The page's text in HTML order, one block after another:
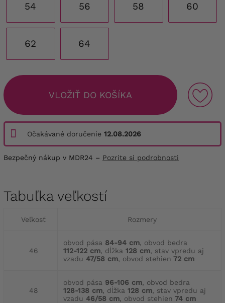
54 56 58 60
62 64
VLOŽIŤ DO KOŠÍKA
Očakávané doručenie 12.08.2026
Bezpečný nákup v MDR24 – Pozrite si podrobnosti
Tabuľka veľkostí
Veľkosť Rozmery
46
obvod pása 84-94 cm, obvod bedra
112-122 cm, dĺžka 128 cm, stav vpredu aj
vzadu 47/58 cm, obvod stehien 72 cm
48
obvod pása 96-106 cm, obvod bedra
128-138 cm, dĺžka 128 cm, stav vpredu aj
vzadu 46/58 cm, obvod stehien 74 cm